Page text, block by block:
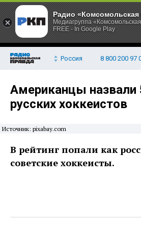
Россия 8 800 200 97
Американцы назвали
русских хоккеистов
Источник: pixabay.com
В рейтинг попали как
советские хоккеисты.
Радио «Комсомольская
Медиагруппа
FREE - In Google Play